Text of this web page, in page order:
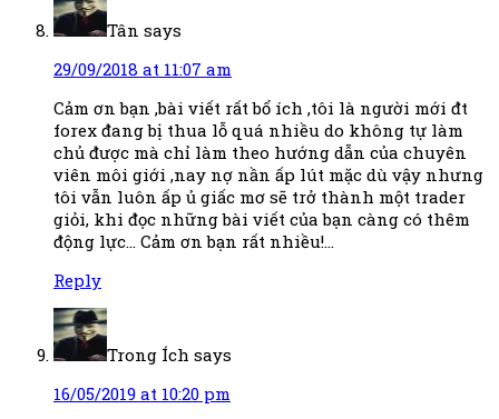
Tân says
29/09/2018 at 11:07 am
Cảm ơn bạn ,bài viết rất bổ ích ,tôi là người mới đt
forex đang bị thua lỗ quá nhiều do không tự làm
chủ được mà chỉ làm theo hướng dẫn của chuyên
viên môi giới ,nay nợ nần ấp lút mặc dù vậy nhưng
tôi vẫn luôn ấp ủ giấc mơ sẽ trở thành một trader
giỏi, khi đọc những bài viết của bạn càng có thêm
động lực… Cảm ơn bạn rất nhiều!…
Reply
Trong Ích says
16/05/2019 at 10:20 pm